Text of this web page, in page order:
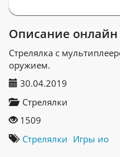
Описание
Стрелялка с
оружием.
30.04.2019
Стрелялки
1509
Стрелялки Игры ио